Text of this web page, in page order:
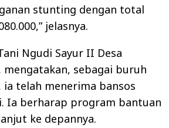
stunting dengan total
jelasnya.
Ngudi Sayur II Desa
mengatakan, sebagai buruh
telah menerima bansos
Ia berharap program bantuan
ke depannya.